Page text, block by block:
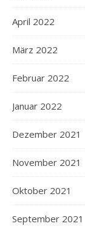
April 2022
März 2022
Februar 2022
Januar 2022
Dezember 2021
November 2021
Oktober 2021
September 2021